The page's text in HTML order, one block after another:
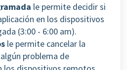
le permite decidir si
en los dispositivos
(3:00 - 6:00 am).
le permite cancelar la
problema de